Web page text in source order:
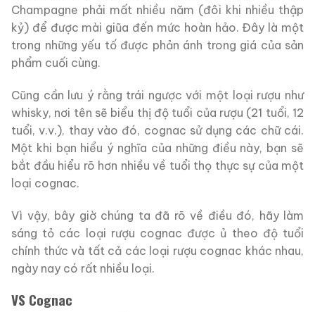
Champagne phải mất nhiều năm (đôi khi nhiều thập
kỷ) để được mài giũa đến mức hoàn hảo. Đây là một
trong những yếu tố được phản ánh trong giá của sản
phẩm cuối cùng.
Cũng cần lưu ý rằng trái ngược với một loại rượu như
whisky, nơi tên sẽ biểu thị độ tuổi của rượu (21 tuổi, 12
tuổi, v.v.), thay vào đó, cognac sử dụng các chữ cái.
Một khi bạn hiểu ý nghĩa của những điều này, bạn sẽ
bắt đầu hiểu rõ hơn nhiều về tuổi thọ thực sự của một
loại cognac.
Vì vậy, bây giờ chúng ta đã rõ về điều đó, hãy làm
sáng tỏ các loại rượu cognac được ủ theo độ tuổi
chính thức và tất cả các loại rượu cognac khác nhau,
ngày nay có rất nhiều loại.
VS Cognac